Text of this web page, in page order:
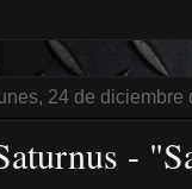
24 de diciembre
-